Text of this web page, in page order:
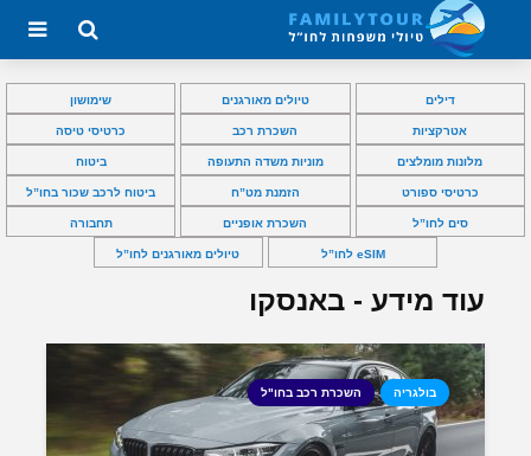
דילים טיולים מאורגנים שימושון
אטרקציות השכרת רכב כרטיסי טיסה
מלונות מומלצים מוניות משדה התעופה ביטוח
כרטיסי ספורט הזמנת מט”ח ביטוח לרכב שכור בחו”ל
סים לחו”ל השכרת אופניים תחבורה
eSIM לחו”ל טיולים מאורגנים לחו”ל
עוד מידע - באנסקו
בולגריה השכרת רכב בחו"ל